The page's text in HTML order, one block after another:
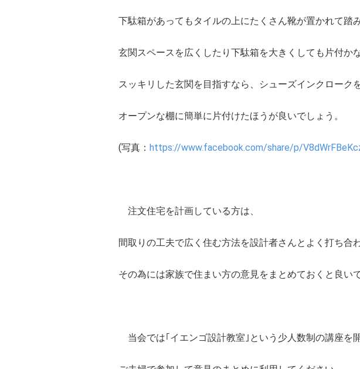
下駄箱があってもタイルの上にたくさん靴が置かれて踏
玄関スペースを広くしたり下駄箱を大きくしても片付か
スッキリした玄関を目指すなら、シューズインクローク
オープンな棚に簡単に片付けたほうが良いでしょう。
(写真： https://www.facebook.com/share/p/
注文住宅を計画している方は、
間取りの工夫で広く住む方法を設計者さんとよく打ち合
その為には家族で住まい方の意見をまとめておくと良い
当会では｢イエンゴ設計教室｣という少人数制の講座を